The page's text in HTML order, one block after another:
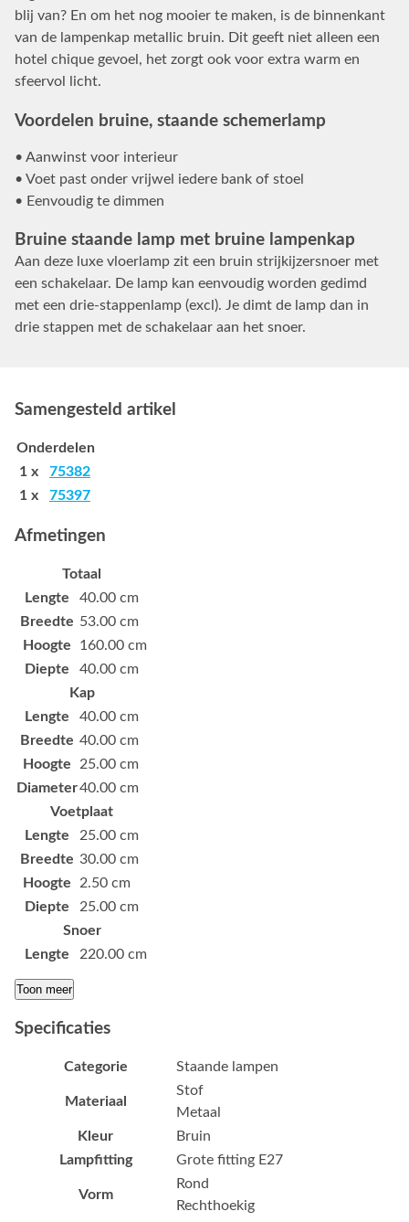
blij van? En om het nog mooier te maken, is de binnenkant
van de lampenkap metallic bruin. Dit geeft niet alleen een
hotel chique gevoel, het zorgt ook voor extra warm en
sfeervol licht.
Voordelen bruine, staande schemerlamp
• Aanwinst voor interieur
• Voet past onder vrijwel iedere bank of stoel
• Eenvoudig te dimmen
Bruine staande lamp met bruine lampenkap
Aan deze luxe vloerlamp zit een bruin strijkijzersnoer met
een schakelaar. De lamp kan eenvoudig worden gedimd
met een drie-stappenlamp (excl). Je dimt de lamp dan in
drie stappen met de schakelaar aan het snoer.
Samengesteld artikel
Onderdelen
1 x 75382
1 x 75397
Afmetingen
Totaal
Lengte
40.00 cm
Breedte 53.00 cm
Hoogte
160.00 cm
Diepte
40.00 cm
Kap
Lengte
40.00 cm
Breedte 40.00 cm
Hoogte
25.00 cm
Diameter40.00 cm
Voetplaat
Lengte
25.00 cm
Breedte 30.00 cm
Hoogte
2.50 cm
Diepte
25.00 cm
Snoer
Lengte
220.00 cm
Toon meer
Specificaties
Categorie Staande lampen
Materiaal
Stof
Metaal
Kleur
Bruin
Lampfitting
Grote fitting E27
Vorm
Rond
Rechthoekig